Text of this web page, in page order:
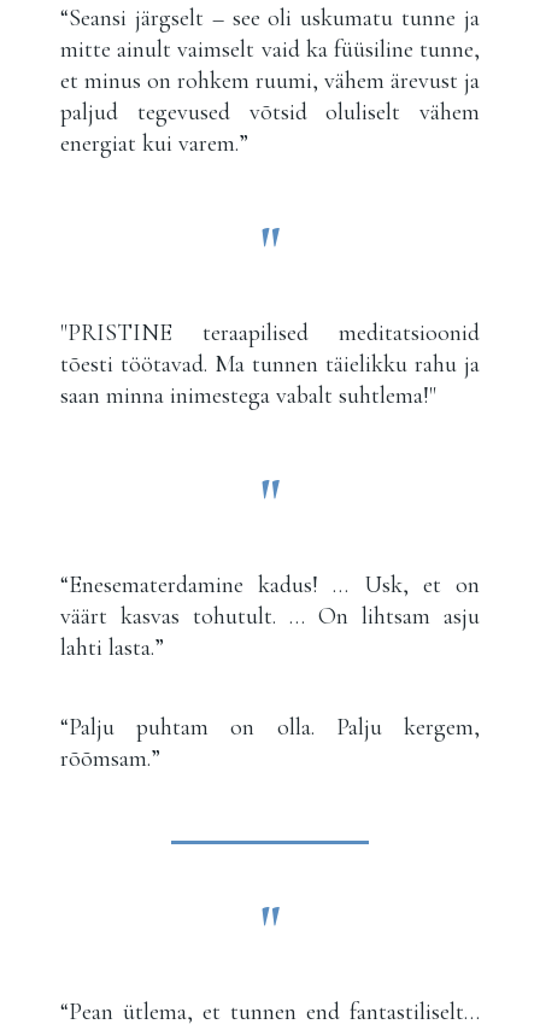
“Seansi järgselt – see oli uskumatu tunne ja
mitte ainult vaimselt vaid ka füüsiline tunne,
et minus on rohkem ruumi, vähem ärevust ja
paljud tegevused võtsid oluliselt vähem
energiat kui varem.”
"
"PRISTINE teraapilised meditatsioonid
tõesti töötavad. Ma tunnen täielikku rahu ja
saan minna inimestega vabalt suhtlema!"
"
“Enesematerdamine kadus! … Usk, et on
väärt kasvas tohutult. … On lihtsam asju
lahti lasta.”
“Palju puhtam on olla. Palju kergem,
rõõmsam.”
"
“Pean ütlema, et tunnen end fantastiliselt…